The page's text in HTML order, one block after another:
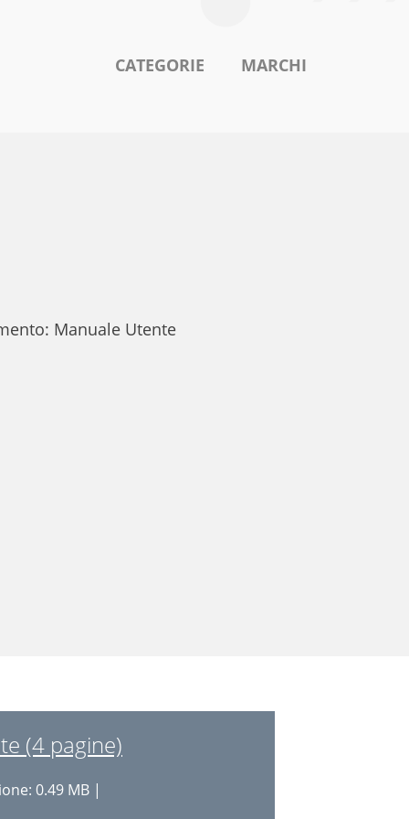
CATEGORIE MARCHI
Manuale Utente
(4 pagine)
0.49 MB |